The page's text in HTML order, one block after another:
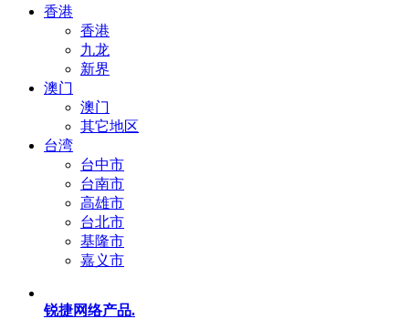
香港
香港
九龙
新界
澳门
澳门
其它地区
台湾
台中市
台南市
高雄市
台北市
基隆市
嘉义市
锐捷网络产品.